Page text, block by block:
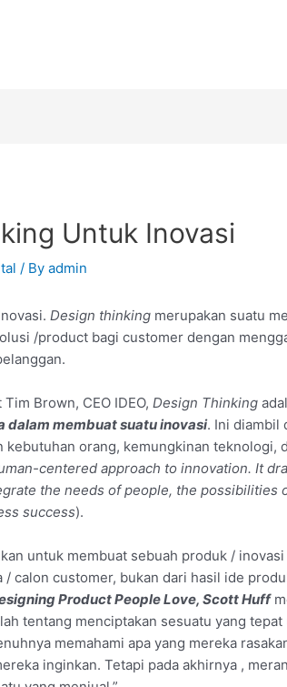
Untuk Inovasi
/ Byadmin
Design thinking merupakan suatu
/product bagi customer dengan
Brown, CEO IDEO,Design Thinking
dalam membuat suatu inovasi. Ini diambil
kebutuhan orang, kemungkinan teknologi,
centered approach to innovation. It
the needs of people, the possibilities
success).
untuk membuat sebuah produk /
/ calon customer, bukan dari hasil ide
Product People Love, Scott Huff
tentang menciptakan sesuatu yang
memahami apa yang mereka
inginkan. Tetapi pada akhirnya ,